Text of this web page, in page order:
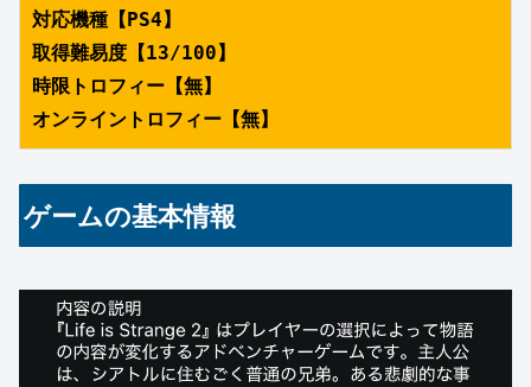
対応機種【PS4】
取得難易度【13/100】
時限トロフィー【無】
オンライントロフィー【無】
ゲームの基本情報